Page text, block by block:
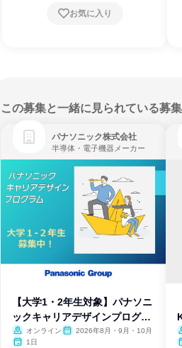
お気に入り
この募集と一緒に見られている募集
パナソニック株式会社
半導体・電子機器メーカー
【大学1・2年生対象】パナソニ
ックキャリアデザインプログラ
ム
オンライン
2026年8月・9月・10月
1日